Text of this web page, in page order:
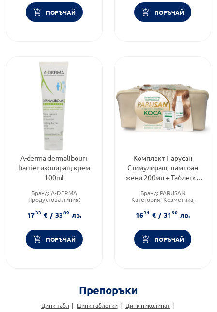
ПОРЪЧАЙ ПОРЪЧАЙ
A-derma dermalibour+
barrier изолиращ крем
100ml
Бранд: A-DERMA
Продуктова линия:
Тип козметика:
Дермокозметика
1733 € / 3389 лв.
ПОРЪЧАЙ
Комплект Парусан
Стимулиращ шампоан
жени 200мл + Таблетки
Бранд: PARUSAN
Категория: Козметика,
Форма на продукта:
комплект
1631 € / 3190 лв.
ПОРЪЧАЙ
Препоръки
Цинк табл Цинк таблетки
Цинк пиколинат